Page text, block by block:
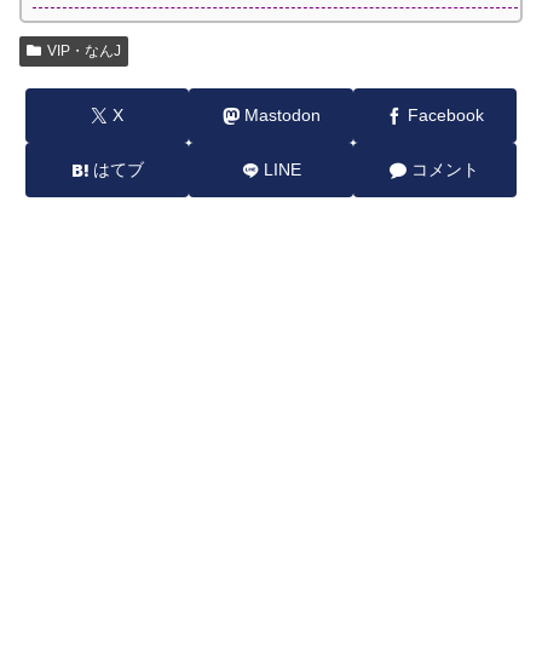
VIP・なんJ
X Mastodon Facebook
はてブ LINE コメント